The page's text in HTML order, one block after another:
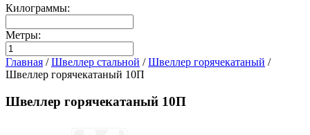
Килограммы:
Метры:
Главная /Швеллер стальной /Швеллер горячекатаный /
Швеллер горячекатаный 10П
Швеллер горячекатаный 10П